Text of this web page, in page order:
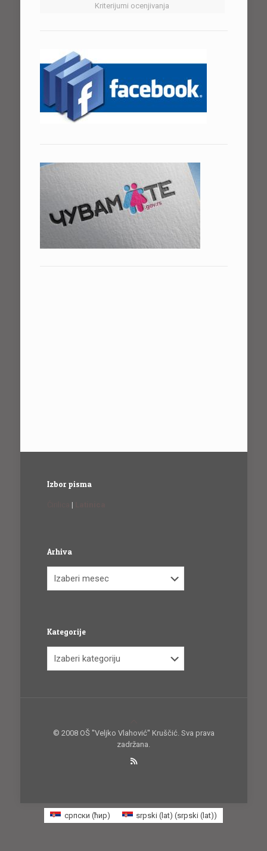
Kriterijumi ocenjivanja
Izbor pisma
|
Arhiva
Kategorije
© 2008 OŠ ''Veljko Vlahović'' Kruščić. Sva prava
zadržana.
српски (ћир) srpski (lat) (srpski (lat))